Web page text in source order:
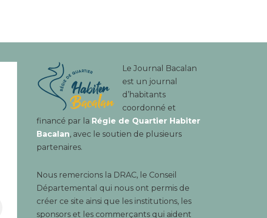
Le Journal Bacalan
est un journal
d’habitants
coordonné et
financé par la Régie de Quartier Habiter
Bacalan, avec le soutien de plusieurs
partenaires.
Nous remercions la DRAC, le Conseil
Départemental qui nous ont permis de
créer ce site ainsi que les institutions, les
sponsors et les commerçants qui aident